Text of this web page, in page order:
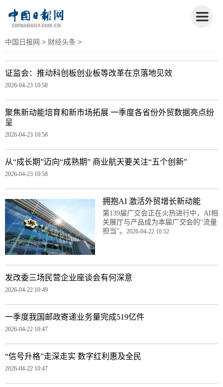
中国日报网 > 财经头条 >
证监会：推动科创板创业板等改革在京落地见效
2026-04-23 10:58
聚焦新动能培育和新市场拓展 一季度各省份外贸数据亮点纷
呈
2026-04-23 10:58
从“成长期”迈向“成熟期” 商业航天要关注“五个创新”
2026-04-23 10:58
拥抱AI 激活外贸增长新动能
第139届广交会正在火热进行中，AI相
关展厅与产品成为本届广交会的“流量
担当”。 2026-04-22 10:52
发改委三场民营企业座谈会有何深意
2026-04-22 10:49
一季度我国邮政寄递业务量完成519亿件
2026-04-22 10:47
“信号升格”走深走实 数字红利惠及全民
2026-04-22 10:47